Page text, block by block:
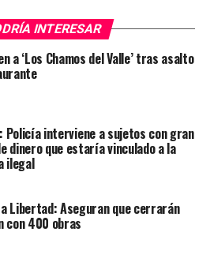
corriendo con dirección a la
INTERESAR
a ‘Los Chamos del Valle’ tras asalto
Policía interviene a sujetos con gran
dinero que estaría vinculado a la
ilegal
Libertad: Aseguran que cerrarán
con 400 obras